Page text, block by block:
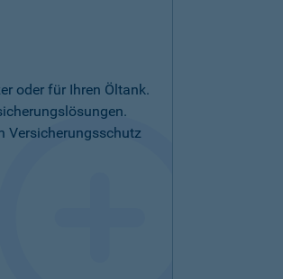
oder für Ihren Öltank.
Versicherungsschutz